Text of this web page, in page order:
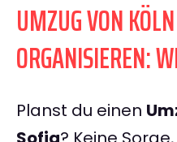
UMZUG VON
ORGANISIEREN:
Planst du einen